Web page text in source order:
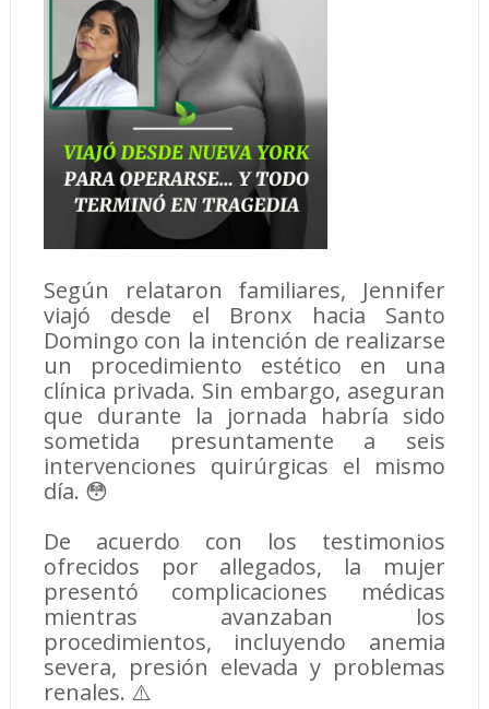
Según relataron familiares, Jennifer
viajó desde el Bronx hacia Santo
Domingo con la intención de realizarse
un procedimiento estético en una
clínica privada. Sin embargo, aseguran
que durante la jornada habría sido
sometida presuntamente a seis
intervenciones quirúrgicas el mismo
día. 😳
De acuerdo con los testimonios
ofrecidos por allegados, la mujer
presentó complicaciones médicas
mientras avanzaban los
procedimientos, incluyendo anemia
severa, presión elevada y problemas
renales. ⚠️